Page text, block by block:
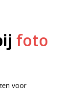
foto
voor